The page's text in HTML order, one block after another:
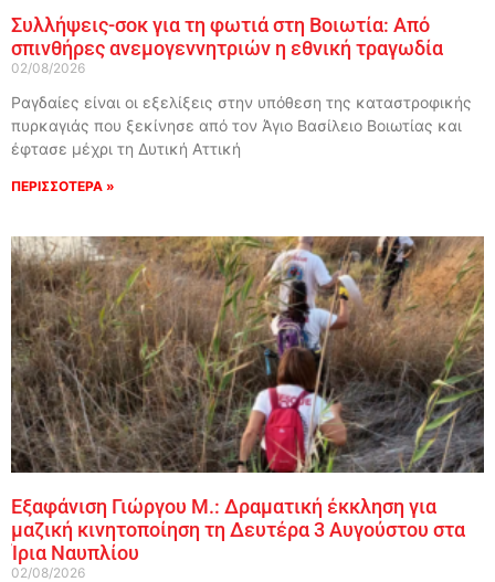
Συλλήψεις-σοκ για τη φωτιά στη Βοιωτία: Από
σπινθήρες ανεμογεννητριών η εθνική τραγωδία
02/08/2026
Ραγδαίες είναι οι εξελίξεις στην υπόθεση της καταστροφικής
πυρκαγιάς που ξεκίνησε από τον Άγιο Βασίλειο Βοιωτίας και
έφτασε μέχρι τη Δυτική Αττική
ΠΕΡΙΣΣΟΤΕΡΑ »
Εξαφάνιση Γιώργου Μ.: Δραματική έκκληση για
μαζική κινητοποίηση τη Δευτέρα 3 Αυγούστου στα
Ίρια Ναυπλίου
02/08/2026